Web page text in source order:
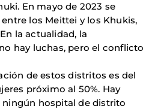
En mayo de 2023 se
los Meittei y los Khukis,
la actualidad, la
hay luchas, pero el conflicto
de estos distritos es del
próximo al 50%. Hay
ningún hospital de distrito